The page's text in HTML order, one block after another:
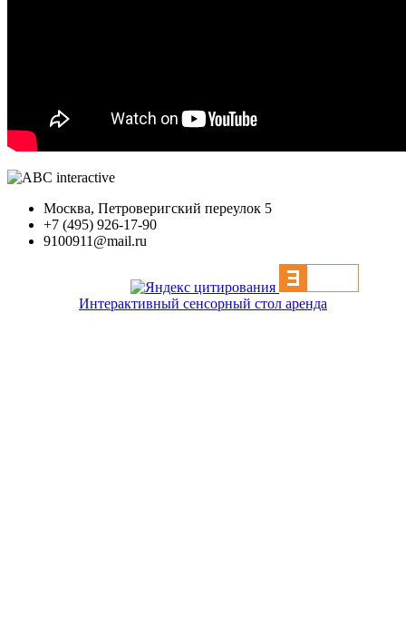
Москва, Петроверигский переулок 5
+7 (495) 926-17-90
9100911@mail.ru
Интерактивный сенсорный стол аренда